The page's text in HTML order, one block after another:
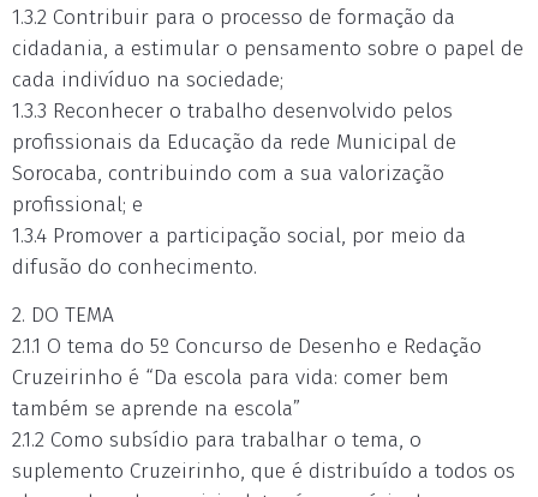
1.3.2 Contribuir para o processo de formação da
cidadania, a estimular o pensamento sobre o papel de
cada indivíduo na sociedade;
1.3.3 Reconhecer o trabalho desenvolvido pelos
profissionais da Educação da rede Municipal de
Sorocaba, contribuindo com a sua valorização
profissional; e
1.3.4 Promover a participação social, por meio da
difusão do conhecimento.
2. DO TEMA
2.1.1 O tema do 5º Concurso de Desenho e Redação
Cruzeirinho é “Da escola para vida: comer bem
também se aprende na escola”
2.1.2 Como subsídio para trabalhar o tema, o
suplemento Cruzeirinho, que é distribuído a todos os